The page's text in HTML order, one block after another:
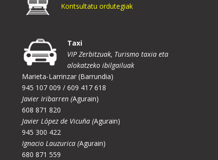
Kontsultatu ordutegiak
Taxi
VIP Zerbitzuak, Turismo taxia eta
alokatzeko ibilgailuak
Marieta-Larrinzar (Barrundia)
945 107 009 / 609 417 618
Javier Iribarren (Agurain)
608 871 820
Javier López de Vicuña (Agurain)
945 300 422
Ignacio Lauzurica (Agurain)
680 871 559